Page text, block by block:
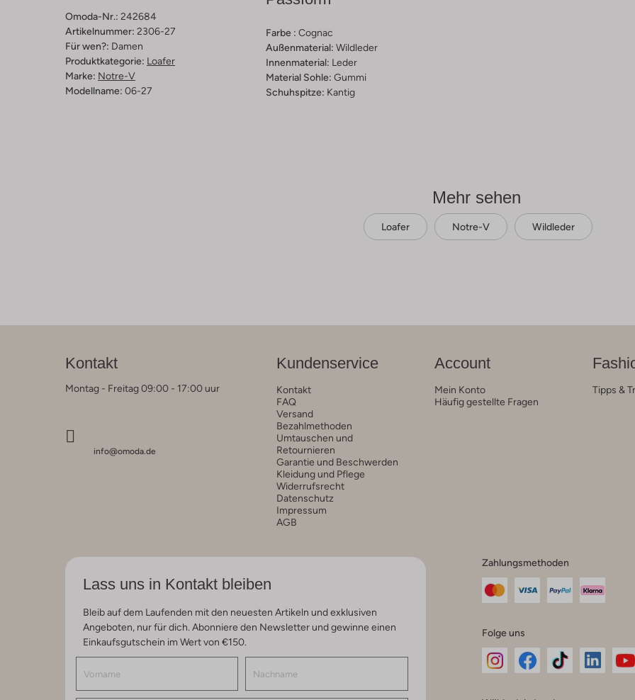
Omoda-Nr.: 242684
Artikelnummer: 2306-27
Für wen?: Damen
Produktkategorie: Loafer
Marke: Notre-V
Modellname: 06-27
Farbe : Cognac
Außenmaterial: Wildleder
Innenmaterial: Leder
Material Sohle: Gummi
Schuhspitze: Kantig
Mehr sehen
Loafer Notre-V Wildleder
Kontakt
Montag - Freitag 09:00 - 17:00 uur
info@omoda.de
Kundenservice
Kontakt
FAQ
Versand
Bezahlmethoden
Umtauschen und
Retournieren
Garantie und Beschwerden
Kleidung und Pflege
Widerrufsrecht
Datenschutz
Impressum
AGB
Account
Mein Konto
Häufig gestellte Fragen
Tipps &
Lass uns in Kontakt bleiben
Bleib auf dem Laufenden mit den neuesten Artikeln und exklusiven
Angeboten, nur für dich. Abonniere den Newsletter und gewinne einen
Einkaufsgutschein im Wert von €150.
Zahlungsmethoden
Folge uns